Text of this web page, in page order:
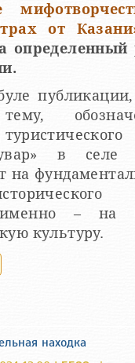
от
определенный
тему,
в селе
на
– на булгарскую
культуру.
находка